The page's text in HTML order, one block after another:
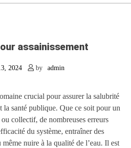
assainissement
2024 by admin
crucial pour assurer la salubrité
la santé publique. Que ce soit pour un
collectif, de nombreuses erreurs
du système, entraîner des
nuire à la qualité de l’eau. Il est